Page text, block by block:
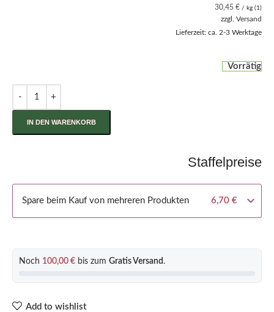
30,45 € / kg (1)
zzgl. Versand
Lieferzeit: ca. 2-3 Werktage
Vorrätig
IN DEN WARENKORB
Staffelpreise
Spare beim Kauf von mehreren Produkten 6,70 €
Noch 100,00 € bis zum Gratis Versand .
Add to wishlist